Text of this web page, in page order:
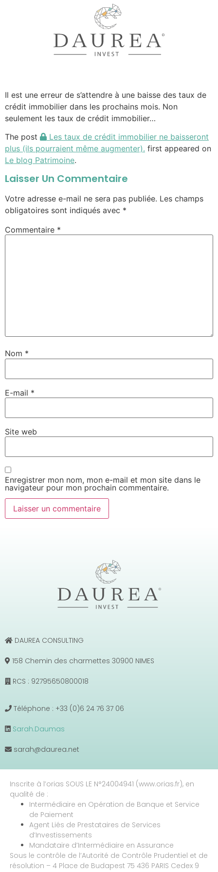
Il est une erreur de s’attendre à une baisse des taux de
crédit immobilier dans les prochains mois. Non
seulement les taux de crédit immobilier…
The post
Les taux de crédit immobilier ne baisseront
plus (ils pourraient même augmenter). first appeared on
Le blog Patrimoine.
Laisser Un Commentaire
Votre adresse e-mail ne sera pas publiée. Les champs
obligatoires sont indiqués avec *
Commentaire *
Nom *
E-mail *
Site web
Enregistrer mon nom, mon e-mail et mon site dans le
navigateur pour mon prochain commentaire.
DAUREA CONSULTING
158 Chemin des charmettes 30900 NIMES
RCS : 92795650800018
Téléphone : +33 (0)6 24 76 37 06
Sarah.Daumas
sarah@daurea.net
Inscrite à l’orias SOUS LE N°24004941 (www.orias.fr), en
qualité de :
Intermédiaire en Opération de Banque et Service
de Paiement
Agent Liés de Prestataires de Services
d’Investissements
Mandataire d’Intermédiaire en Assurance
Sous le contrôle de l’Autorité de Contrôle Prudentiel et de
résolution – 4 Place de Budapest 75 436 PARIS Cedex 9